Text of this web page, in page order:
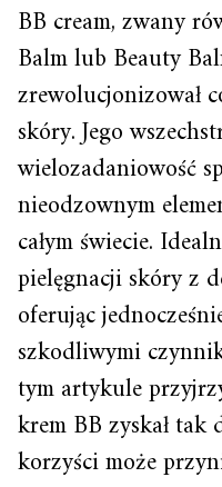
BB cream, zwany
Balm lub Beauty
zrewolucjonizował
skóry. Jego
wielozadaniowość
nieodzownym
całym świecie.
pielęgnacji skóry z
oferując
szkodliwymi
tym artykule
krem BB zyskał
korzyści może